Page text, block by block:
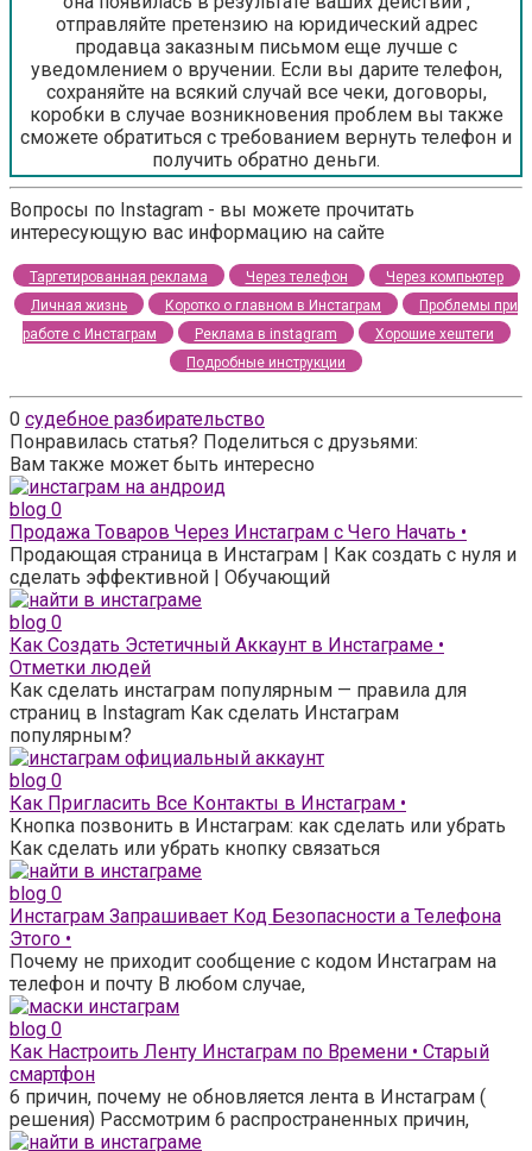
отправляйте претензию на юридический адрес
продавца заказным письмом еще лучше с
уведомлением о вручении. Если вы дарите телефон,
сохраняйте на всякий случай все чеки, договоры,
коробки в случае возникновения проблем вы также
сможете обратиться с требованием вернуть телефон и
получить обратно деньги.
Вопросы по Instagram - вы можете прочитать
интересующую вас информацию на сайте
Таргетированная реклама Через телефон
Через компьютер
Личная жизнь
Коротко о главном в Инстаграм
Проблемы при
работе с Инстаграм
Реклама в instagram
Хорошие хештеги
Подробные инструкции
0 судебное разбирательство
Понравилась статья? Поделиться с друзьями:
Вам также может быть интересно
blog 0
Продажа Товаров Через Инстаграм с Чего Начать •
Продающая страница в Инстаграм | Как создать с нуля и
сделать эффективной | Обучающий
blog 0
Как Создать Эстетичный Аккаунт в Инстаграме •
Отметки людей
Как сделать инстаграм популярным — правила для
страниц в Instagram Как сделать Инстаграм
популярным?
blog 0
Как Пригласить Все Контакты в Инстаграм •
Кнопка позвонить в Инстаграм: как сделать или убрать
Как сделать или убрать кнопку связаться
blog 0
Инстаграм Запрашивает Код Безопасности а Телефона
Этого •
Почему не приходит сообщение с кодом Инстаграм на
телефон и почту В любом случае,
blog 0
Как Настроить Ленту Инстаграм по Времени • Старый
смартфон
6 причин, почему не обновляется лента в Инстаграм (
решения) Рассмотрим 6 распространенных причин,